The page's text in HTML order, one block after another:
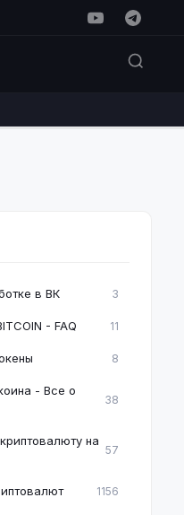
в ВК 3
- FAQ 11
8
- Все о
38
на
57
1156